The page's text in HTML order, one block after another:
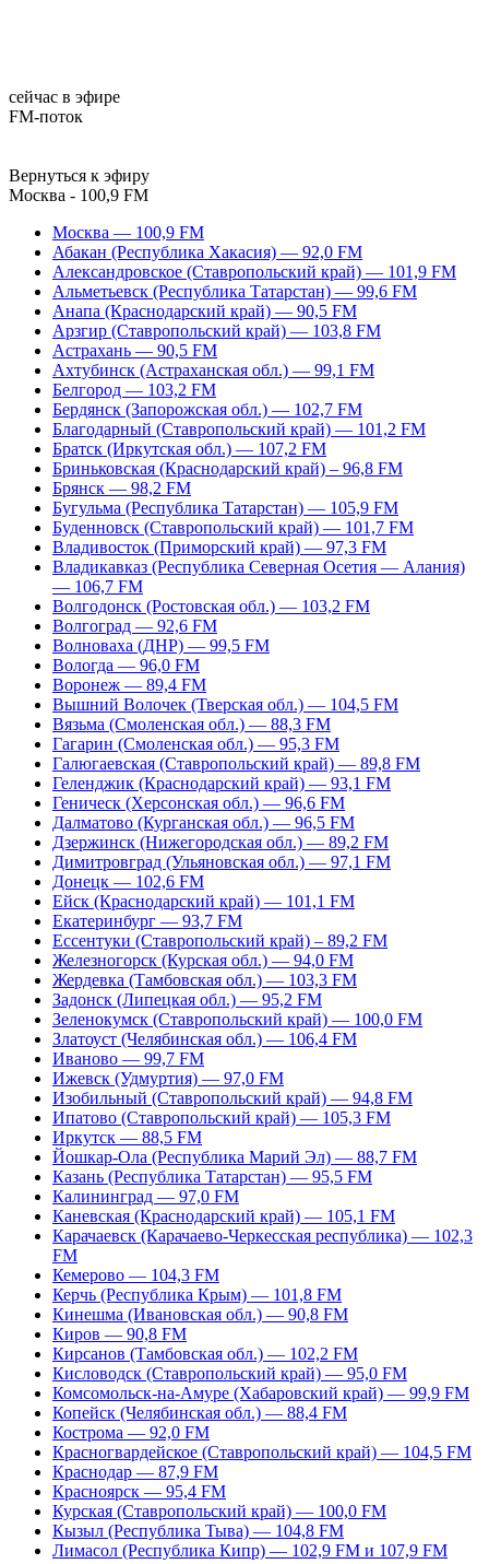
сейчас в эфире
FM-поток
Вернуться к эфиру
Москва - 100,9 FM
Москва — 100,9 FM
Абакан (Республика Хакасия) — 92,0 FM
Александровское (Ставропольский край) — 101,9 FM
Альметьевск (Республика Татарстан) — 99,6 FM
Анапа (Краснодарский край) — 90,5 FM
Арзгир (Ставропольский край) — 103,8 FM
Астрахань — 90,5 FM
Ахтубинск (Астраханская обл.) — 99,1 FM
Белгород — 103,2 FM
Бердянск (Запорожская обл.) — 102,7 FM
Благодарный (Ставропольский край) — 101,2 FM
Братск (Иркутская обл.) — 107,2 FM
Бриньковская (Краснодарский край) – 96,8 FM
Брянск — 98,2 FM
Бугульма (Республика Татарстан) — 105,9 FM
Буденновск (Ставропольский край) — 101,7 FM
Владивосток (Приморский край) — 97,3 FM
Владикавказ (Республика Северная Осетия — Алания)
— 106,7 FM
Волгодонск (Ростовская обл.) — 103,2 FM
Волгоград — 92,6 FM
Волноваха (ДНР) — 99,5 FM
Вологда — 96,0 FM
Воронеж — 89,4 FM
Вышний Волочек (Тверская обл.) — 104,5 FM
Вязьма (Смоленская обл.) — 88,3 FM
Гагарин (Смоленская обл.) — 95,3 FM
Галюгаевская (Ставропольский край) — 89,8 FM
Геленджик (Краснодарский край) — 93,1 FM
Геническ (Херсонская обл.) — 96,6 FM
Далматово (Курганская обл.) — 96,5 FM
Дзержинск (Нижегородская обл.) — 89,2 FM
Димитровград (Ульяновская обл.) — 97,1 FM
Донецк — 102,6 FM
Ейск (Краснодарский край) — 101,1 FM
Екатеринбург — 93,7 FM
Ессентуки (Ставропольский край) – 89,2 FM
Железногорск (Курская обл.) — 94,0 FM
Жердевка (Тамбовская обл.) — 103,3 FM
Задонск (Липецкая обл.) — 95,2 FM
Зеленокумск (Ставропольский край) — 100,0 FM
Златоуст (Челябинская обл.) — 106,4 FM
Иваново — 99,7 FM
Ижевск (Удмуртия) — 97,0 FM
Изобильный (Ставропольский край) — 94,8 FM
Ипатово (Ставропольский край) — 105,3 FM
Иркутск — 88,5 FM
Йошкар-Ола (Республика Марий Эл) — 88,7 FM
Казань (Республика Татарстан) — 95,5 FM
Калининград — 97,0 FM
Каневская (Краснодарский край) — 105,1 FM
Карачаевск (Карачаево-Черкесская республика) — 102,3
FM
Кемерово — 104,3 FM
Керчь (Республика Крым) — 101,8 FM
Кинешма (Ивановская обл.) — 90,8 FM
Киров — 90,8 FM
Кирсанов (Тамбовская обл.) — 102,2 FM
Кисловодск (Ставропольский край) — 95,0 FM
Комсомольск-на-Амуре (Хабаровский край) — 99,9 FM
Копейск (Челябинская обл.) — 88,4 FM
Кострома — 92,0 FM
Красногвардейское (Ставропольский край) — 104,5 FM
Краснодар — 87,9 FM
Красноярск — 95,4 FM
Курская (Ставропольский край) — 100,0 FM
Кызыл (Республика Тыва) — 104,8 FM
Лимасол (Республика Кипр) — 102,9 FM и 107,9 FM